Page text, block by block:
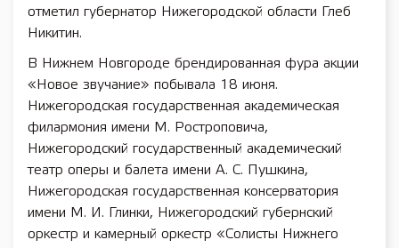
отметил губернатор Нижегородской области Глеб
Никитин.
В Нижнем Новгороде брендированная фура акции
«Новое звучание» побывала 18 июня.
Нижегородская государственная академическая
филармония имени М. Ростроповича,
Нижегородский государственный академический
театр оперы и балета имени А. С. Пушкина,
Нижегородская государственная консерватория
имени М. И. Глинки, Нижегородский губернский
оркестр и камерный оркестр «Солисты Нижнего